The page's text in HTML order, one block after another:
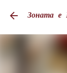
Зоната е